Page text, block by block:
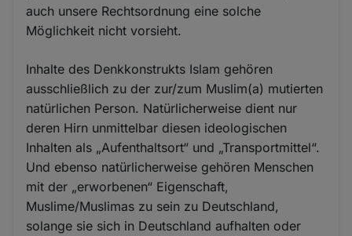
auch unsere Rechtsordnung eine solche
Möglichkeit nicht vorsieht.
Inhalte des Denkkonstrukts Islam gehören
ausschließlich zu der zur/zum Muslim(a) mutierten
natürlichen Person. Natürlicherweise dient nur
deren Hirn unmittelbar diesen ideologischen
Inhalten als „Aufenthaltsort“ und „Transportmittel“.
Und ebenso natürlicherweise gehören Menschen
mit der „erworbenen“ Eigenschaft,
Muslime/Muslimas zu sein zu Deutschland,
solange sie sich in Deutschland aufhalten oder